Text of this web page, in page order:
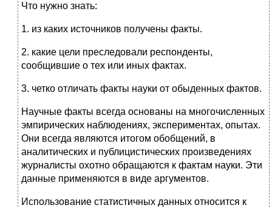
Что нужно знать:
1. из каких источников получены факты.
2. какие цели преследовали респонденты,
сообщившие о тех или иных фактах.
3. четко отличать факты науки от обыденных фактов.
Научные факты всегда основаны на многочисленных
эмпирических наблюдениях, экспериментах, опытах.
Они всегда являются итогом обобщений, в
аналитических и публицистических произведениях
журналисты охотно обращаются к фактам науки. Эти
данные применяются в виде аргументов.
Использование статистичных данных относится к